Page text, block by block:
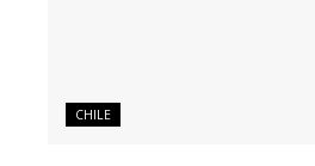
CHILE